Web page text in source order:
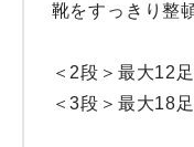
靴をすっきり整
＜2段＞最大12
＜3段＞最大18